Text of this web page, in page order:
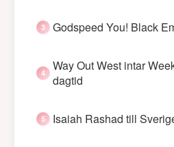
Godspeed You! Black
Way Out West intar
dagtid
Isaiah Rashad till